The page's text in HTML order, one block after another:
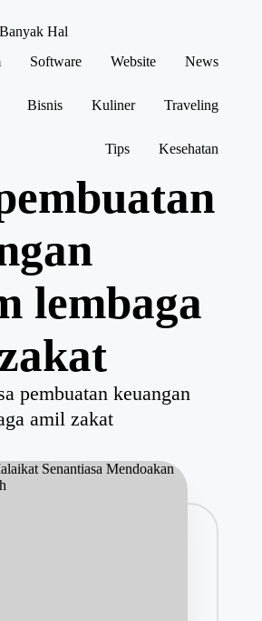
Hal
Software Website News
Bisnis Kuliner Traveling
Tips Kesehatan
lembaga
pembuatan keuangan
amil zakat